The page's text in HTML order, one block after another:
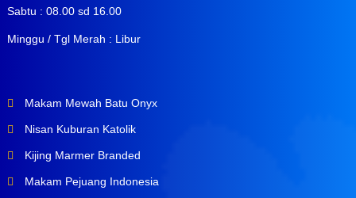
Sabtu : 08.00 sd 16.00
Minggu / Tgl Merah : Libur
Makam Mewah Batu Onyx
Nisan Kuburan Katolik
Kijing Marmer Branded
Makam Pejuang Indonesia